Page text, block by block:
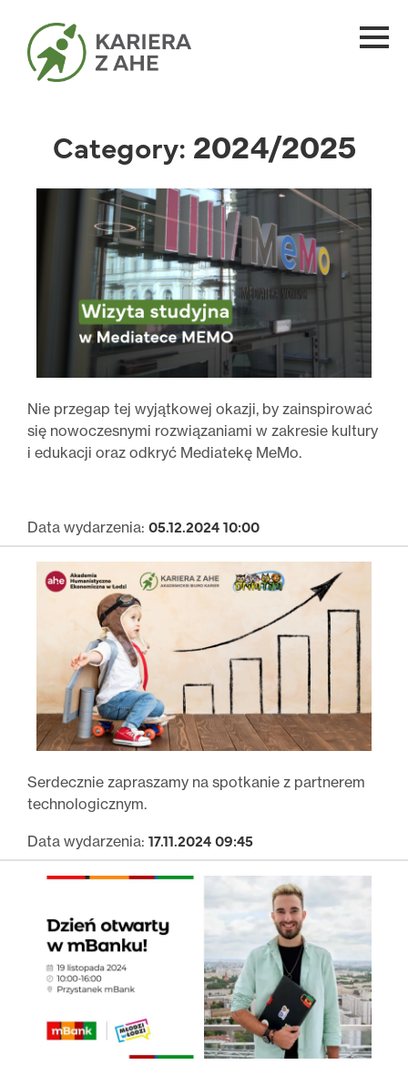
Category: 2024/2025
Nie przegap tej wyjątkowej okazji, by zainspirować
się nowoczesnymi rozwiązaniami w zakresie kultury
i edukacji oraz odkryć Mediatekę MeMo.
Data wydarzenia: 05.12.2024 10:00
Serdecznie zapraszamy na spotkanie z partnerem
technologicznym.
Data wydarzenia: 17.11.2024 09:45